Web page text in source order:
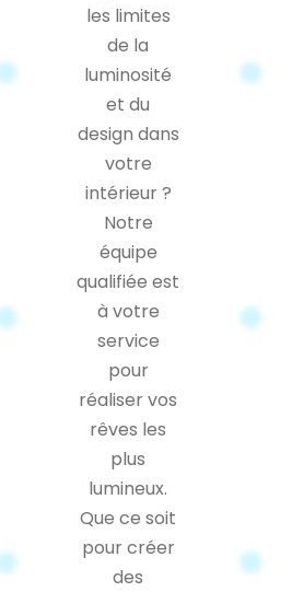
les limites
de la
luminosité
et du
design dans
votre
intérieur ?
Notre
équipe
qualifiée est
à votre
service
pour
réaliser vos
rêves les
plus
lumineux.
Que ce soit
pour créer
des